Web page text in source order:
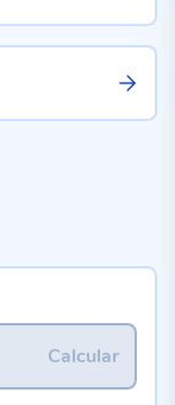
Calcular